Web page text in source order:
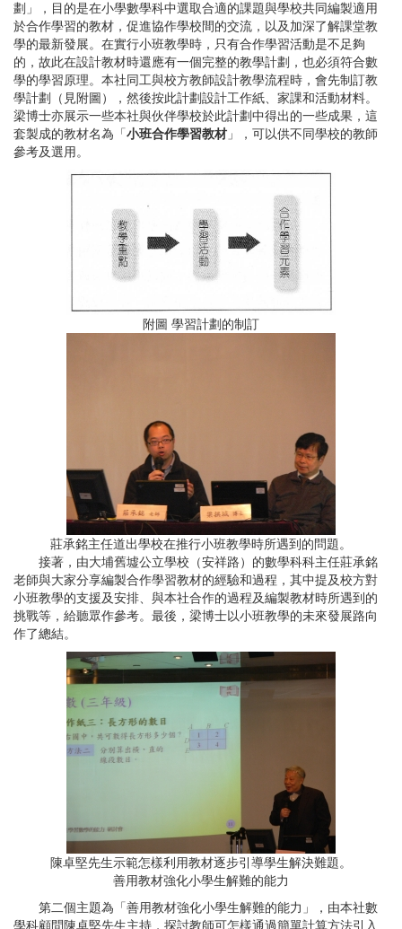
劃」，目的是在小學數學科中選取合適的課題與學校共同編製適用
於合作學習的教材，促進協作學校間的交流，以及加深了解課堂教
學的最新發展。在實行小班教學時，只有合作學習活動是不足夠
的，故此在設計教材時還應有一個完整的教學計劃，也必須符合數
學的學習原理。本社同工與校方教師設計教學流程時，會先制訂教
學計劃（見附圖），然後按此計劃設計工作紙、家課和活動材料。
梁博士亦展示一些本社與伙伴學校於此計劃中得出的一些成果，這
套製成的教材名為「小班合作學習教材 」，可以供不同學校的教師
參考及選用。
附圖 學習計劃的制訂
莊承銘主任道出學校在推行小班教學時所遇到的問題。
接著，由大埔舊墟公立學校（安祥路）的數學科科主任莊承銘
老師與大家分享編製合作學習教材的經驗和過程，其中提及校方對
小班教學的支援及安排、與本社合作的過程及編製教材時所遇到的
挑戰等，給聽眾作參考。最後，梁博士以小班教學的未來發展路向
作了總結。
陳卓堅先生示範怎樣利用教材逐步引導學生解決難題。
善用教材強化小學生解難的能力
第二個主題為「善用教材強化小學生解難的能力」，由本社數
學科顧問陳卓堅先生主持，探討教師可怎樣通過簡單計算方法引入